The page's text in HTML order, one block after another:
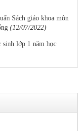
Sách giáo khoa môn
(12/07/2022)
lớp 1 năm học